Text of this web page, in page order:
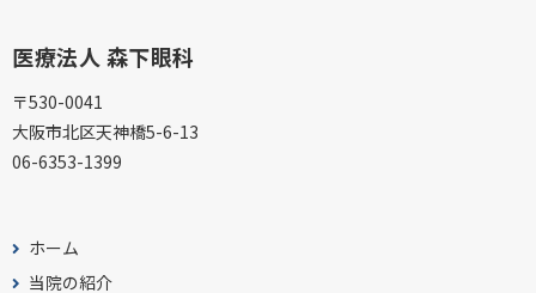
医療法人 森下眼科
〒530-0041
大阪市北区天神橋5-6-13
06-6353-1399
ホーム
当院の紹介